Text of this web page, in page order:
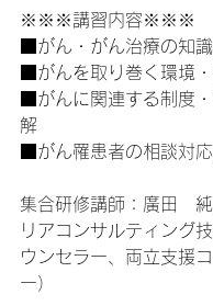
※※※講習内容※※※
■がん・がん治療の知
■がんを取り巻く環境
■がんに関連する制度
解
■がん罹患者の相談対
集合研修講師：廣田　
リアコンサルティング
ウンセラー、両立支援
ー）